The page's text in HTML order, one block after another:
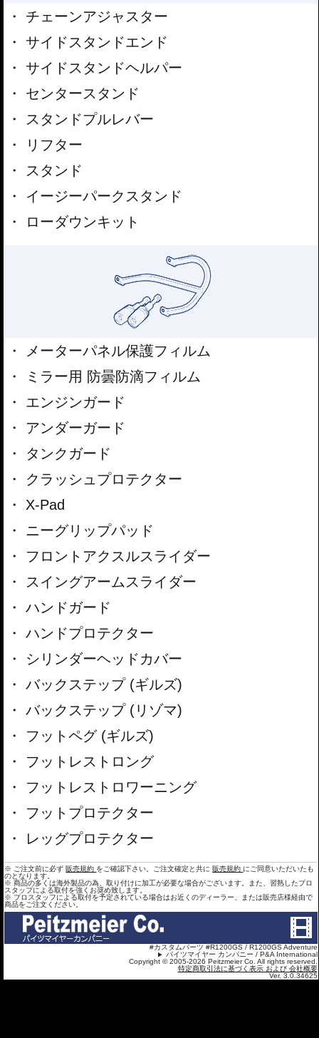
チェーンアジャスター
サイドスタンドエンド
サイドスタンドヘルパー
センタースタンド
スタンドプルレバー
リフター
スタンド
イージーパークスタンド
ローダウンキット
メーターパネル保護フィルム
ミラー用 防曇防滴フィルム
エンジンガード
アンダーガード
タンクガード
クラッシュプロテクター
X-Pad
ニーグリップパッド
フロントアクスルスライダー
スイングアームスライダー
ハンドガード
ハンドプロテクター
シリンダーヘッドカバー
バックステップ (ギルズ)
バックステップ (リゾマ)
フットペグ (ギルズ)
フットレストロング
フットレストロワーニング
フットプロテクター
レッグプロテクター
※ ご注文前に必ず販売規約 をご確認下さい。ご注文確定と共に販売規約 にご同意いただいたも
のとなります。
※ 商品の多くは海外製品の為、取り付けに加工が必要な場合がございます。また、習熟したプロ
スタップによる取付を強くお奨め致します。
※ プロスタッフによる取付を予定されている場合はお近くのディーラー、または販売店様経由で
商品をご注文ください。
#カスタムパーツ #R1200GS / R1200GS Adventure
パイツマイヤー カンパニー / P&A International
Copyright © 2005-2026 Peitzmeier Co. All rights reserved.
特定商取引法に基づく表示 および 会社概要
Ver. 3.0.34625